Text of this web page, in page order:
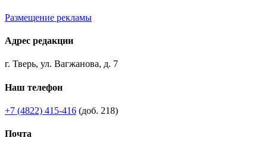
Размещение рекламы
Адрес редакции
г. Тверь, ул. Вагжанова, д. 7
Наш телефон
+7 (4822) 415-416 (доб. 218)
Почта